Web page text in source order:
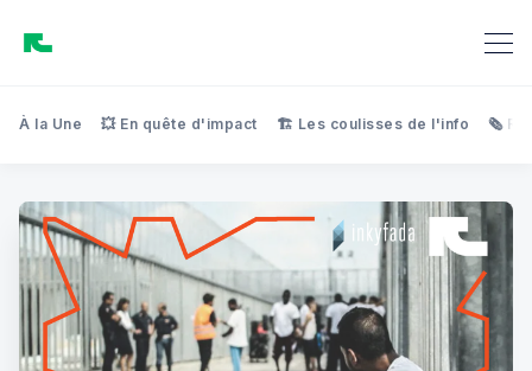
À la Une 💥 En quête d'impact 🏗️ Les coulisses de l'info 🗞️